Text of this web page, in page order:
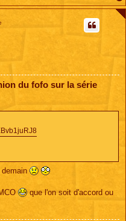
du fofo sur la série
que l'on soit d'accord ou